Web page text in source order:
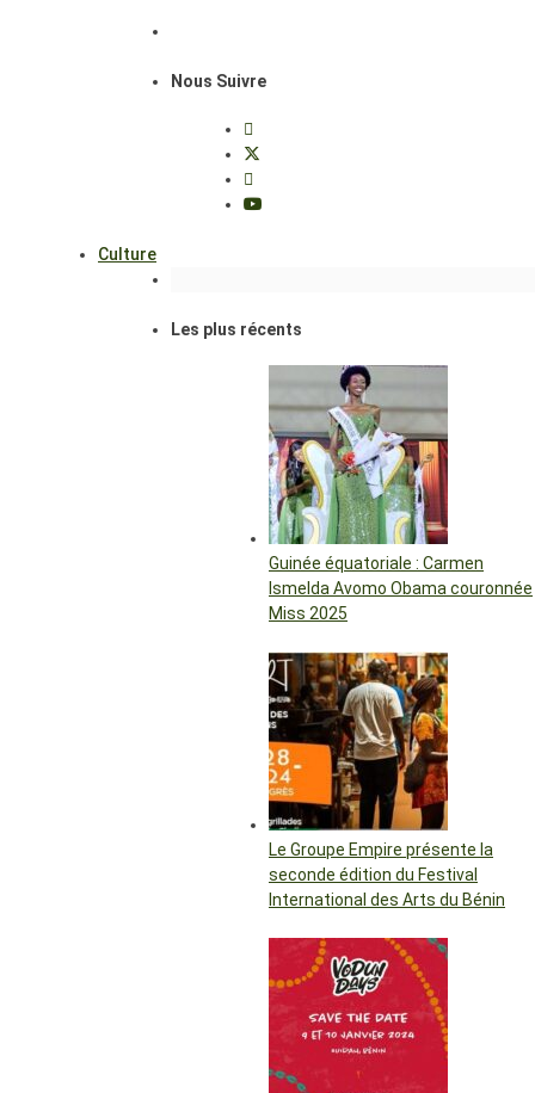
Nous Suivre
Culture
Les plus récents
Guinée équatoriale : Carmen
Ismelda Avomo Obama couronnée
Miss 2025
Le Groupe Empire présente la
seconde édition du Festival
International des Arts du Bénin